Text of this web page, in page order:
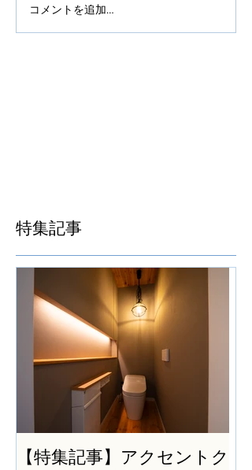
コメントを追加…
特集記事
【特集記事】アクセントク